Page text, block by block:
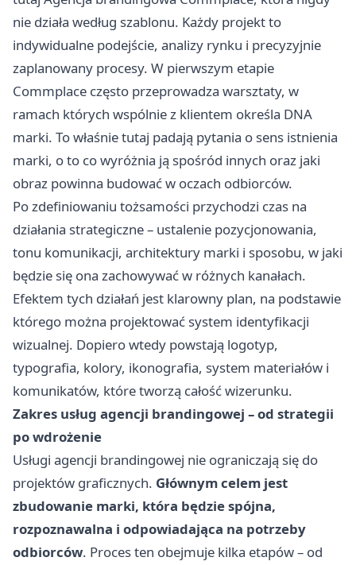
nie działa według szablonu. Każdy projekt to
indywidualne podejście, analizy rynku i precyzyjnie
zaplanowany procesy. W pierwszym etapie
Commplace często przeprowadza warsztaty, w
ramach których wspólnie z klientem określa DNA
marki. To właśnie tutaj padają pytania o sens istnienia
marki, o to co wyróżnia ją spośród innych oraz jaki
obraz powinna budować w oczach odbiorców.
Po zdefiniowaniu tożsamości przychodzi czas na
działania strategiczne – ustalenie pozycjonowania,
tonu komunikacji, architektury marki i sposobu, w jaki
będzie się ona zachowywać w różnych kanałach.
Efektem tych działań jest klarowny plan, na podstawie
którego można projektować system identyfikacji
wizualnej. Dopiero wtedy powstają logotyp,
typografia, kolory, ikonografia, system materiałów i
komunikatów, które tworzą całość wizerunku.
Zakres usług agencji brandingowej – od strategii
po wdrożenie
Usługi agencji brandingowej nie ograniczają się do
projektów graficznych. Głównym celem jest
zbudowanie marki, która będzie spójna,
rozpoznawalna i odpowiadająca na potrzeby
odbiorców. Proces ten obejmuje kilka etapów – od